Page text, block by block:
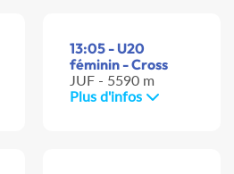
13:05 - U20
féminin - Cross
JUF - 5590 m
Plus d'infos